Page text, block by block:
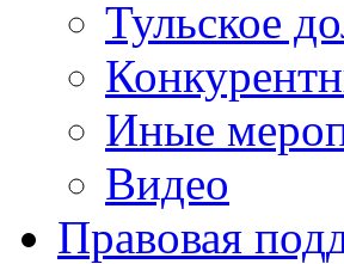
Тульское
Иные
Видео
Правовая